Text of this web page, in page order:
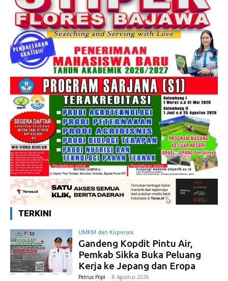
TERKINI
UMKM dan Koperasi
Gandeng Kopdit Pintu Air,
Pemkab Sikka Buka Peluang
Kerja ke Jepang dan Eropa
Petrus Popi - 8 Agustus 2026